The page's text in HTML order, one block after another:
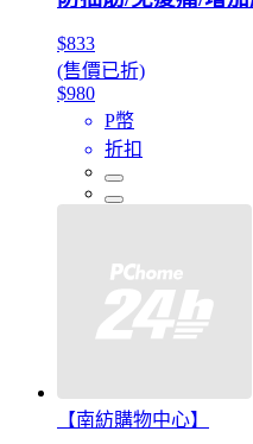
$833
(售價已折)
$980
P幣
折扣
【南紡購物中心】